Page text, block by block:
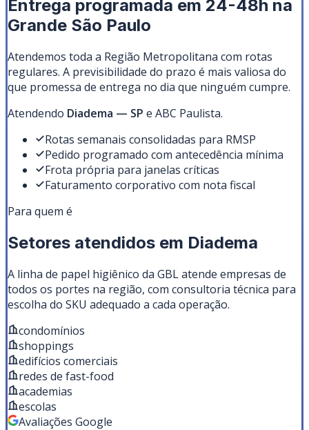
Entrega programada em 24-48h na
Grande São Paulo
Atendemos toda a Região Metropolitana com rotas
regulares. A previsibilidade do prazo é mais valiosa do
que promessa de entrega no dia que ninguém cumpre.
Atendendo Diadema — SP e ABC Paulista.
Rotas semanais consolidadas para RMSP
Pedido programado com antecedência mínima
Frota própria para janelas críticas
Faturamento corporativo com nota fiscal
Para quem é
Setores atendidos em Diadema
A linha de papel higiênico da GBL atende empresas de
todos os portes na região, com consultoria técnica para
escolha do SKU adequado a cada operação.
condomínios
shoppings
edifícios comerciais
redes de fast-food
academias
escolas
Avaliações Google